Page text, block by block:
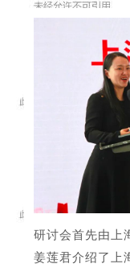
研讨会首先由上
姜莲君介绍了上